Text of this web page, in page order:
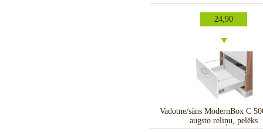
24,90
Vadotne/sāns ModernBox C
augsto reliņu, pelēks